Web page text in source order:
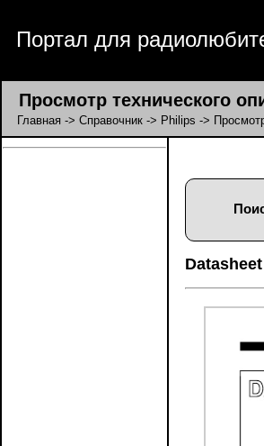
Портал для
Просмотр технического
Главная -> Справочник -> Philips ->